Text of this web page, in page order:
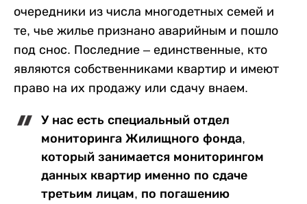
очередники из числа многодетных семей и
те, чье жилье признано аварийным и пошло
под снос. Последние – единственные, кто
являются собственниками квартир и имеют
право на их продажу или сдачу внаем.
У нас есть специальный отдел
мониторинга Жилищного фонда,
который занимается мониторингом
данных квартир именно по сдаче
третьим лицам, по погашению